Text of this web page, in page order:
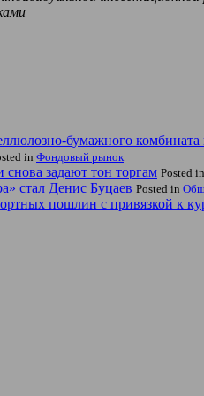
бумажного
in Фондовый рынок
задают тон торгам Posted in
стал Денис Буцаев Posted in
пошлин с привязкой к